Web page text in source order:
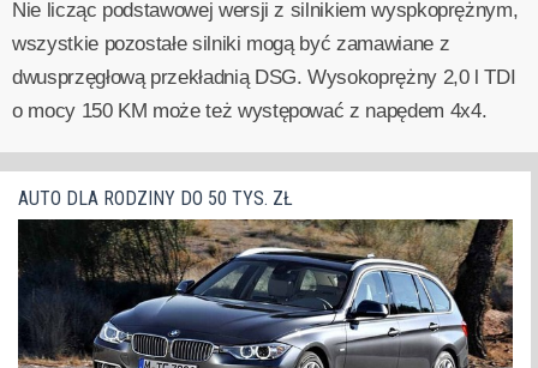
Nie licząc podstawowej wersji z silnikiem wyspkoprężnym,
wszystkie pozostałe silniki mogą być zamawiane z
dwusprzęgłową przekładnią DSG. Wysokoprężny 2,0 l TDI
o mocy 150 KM może też występować z napędem 4x4.
AUTO DLA RODZINY DO 50 TYS. ZŁ